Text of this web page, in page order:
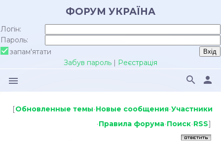
ФОРУМ УКРАЇНА
Логін:
Пароль:
запам'ятати
Забув пароль | Реєстрація
menu person
search
[Обновленные темы·Новые сообщения·Участники
·Правила форума·Поиск·RSS]